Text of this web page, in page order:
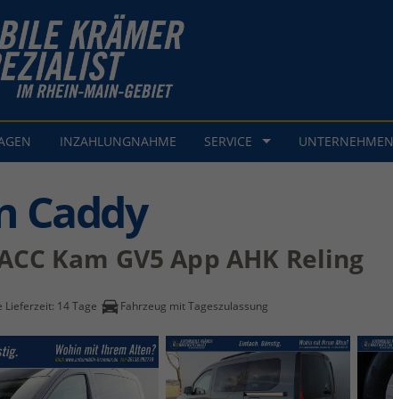
INZAHLUNGNAHME SERVICE UNTERNEHMEN
Caddy
Kam GV5 App AHK Reling
Lieferzeit: 14 Tage Fahrzeug mit Tageszulassung